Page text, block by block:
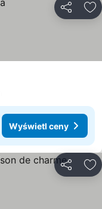
Wyświetl ceny